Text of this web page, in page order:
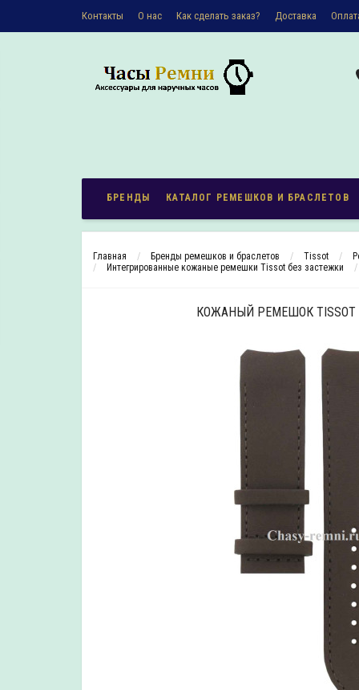
Контакты О наc Как сделать заказ? Доставка
БРЕНДЫ КАТАЛОГ РЕМЕШКОВ И БРАСЛЕТОВ
Главная Бренды ремешков и браслетов Tissot
Интегрированные кожаные ремешки Tissot без застежки
КОЖАНЫЙ РЕМЕШОК TISSOT